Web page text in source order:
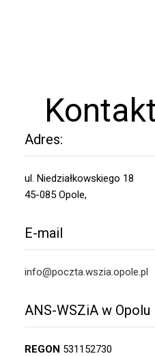
Adres:
ul. Niedziałkowskiego 18
45-085 Opole,
E-mail
info@poczta.wszia.opole.pl
ANS-WSZiA w Opolu
REGON 531152730